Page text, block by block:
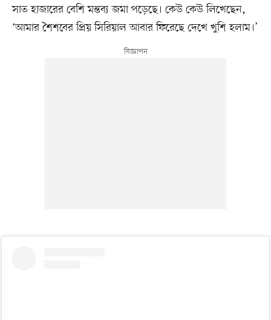
সাত হাজারের বেশি মন্তব্য জমা পড়েছে। কেউ কেউ লিখেছেন,
‘আমার শৈশবের প্রিয় সিরিয়াল আবার ফিরেছে দেখে খুশি হলাম।’